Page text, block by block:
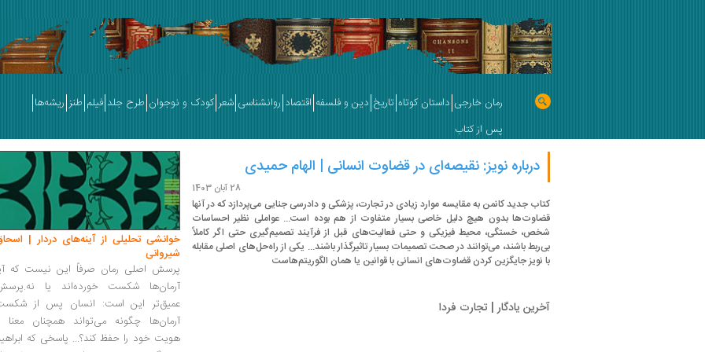
رمان خارجی داستان کوتاه تاریخ دین و فلسفه اقتصاد روانشناسی شعر کودک و نوجوان طرح جلد فیلم طنز ریشه‌ها
پس از کتاب
درباره نویز: نقیصه‌ای در قضاوت انسانی | الهام حمیدی
28 آبان 1403
کتاب جدید کانمن به مقایسه موارد زیادی در تجارت، پزشکی و دادرسی جنایی می‌پردازد که در آنها
قضاوت‌ها بدون هیچ دلیل خاصی بسیار متفاوت از هم بوده است... عواملی نظیر احساسات
شخص، خستگی، محیط فیزیکی و حتی فعالیت‌های قبل از فرآیند تصمیم‌گیری حتی اگر کاملاً
بی‌ربط باشند، می‌توانند در صحت تصمیمات بسیار تاثیر‌گذار باشند... یکی از راه‌حل‌های اصلی مقابله
با نویز جایگزین کردن قضاوت‌های انسانی با قوانین یا همان الگوریتم‌هاست
آخرین یادگار | تجارت فردا
خوانشی تحلیلی از آینه‌های دردار |
شیروانی
پرسش اصلی رمان صرفاً این نیست که
آرمان‌ها شکست خورده‌اند یا
عمیق‌تر این است: انسان پس از
آرمان‌ها چگونه می‌تواند همچنان معنا
هویت خود را حفظ کند؟... پاسخی که